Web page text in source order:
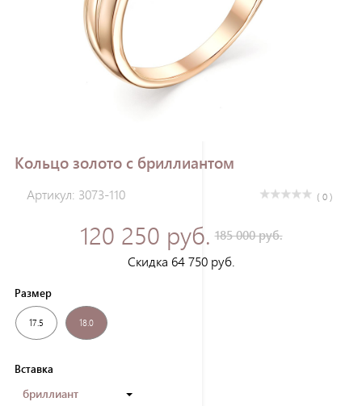
Кольцо золото с бриллиантом
Артикул: 3073-110 ( 0 )
120 250 руб. 185 000 руб.
Скидка 64 750 руб.
Размер
17.5 18.0
Вставка
бриллиант
Зарегистрироваться